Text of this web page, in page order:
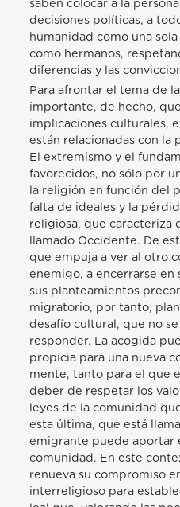
saben colocar a la
decisiones políticas, a
humanidad como una
como hermanos,
diferencias y las
Para afrontar el tema de
importante, de hecho,
implicaciones culturales,
están relacionadas con la
El extremismo y el
favorecidos, no sólo por
la religión en función del
falta de ideales y la
religiosa, que caracteriza
llamado Occidente. De
que empuja a ver al otro
enemigo, a encerrarse en
sus planteamientos
migratorio, por tanto,
desafío cultural, que no
responder. La acogida
propicia para una nueva
mente, tanto para el que
deber de respetar los
leyes de la comunidad
esta última, que está
emigrante puede aportar
comunidad. En este
renueva su compromiso
interreligioso para